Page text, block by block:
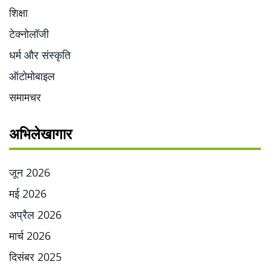
शिक्षा
टेक्नोलॉजी
धर्म और संस्कृति
ऑटोमोबाइल
समामचर
अभिलेखागार
जून 2026
मई 2026
अप्रैल 2026
मार्च 2026
दिसंबर 2025